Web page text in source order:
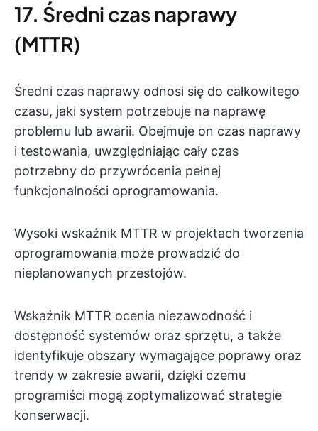
17. Średni czas naprawy
(MTTR)
Średni czas naprawy odnosi się do całkowitego
czasu, jaki system potrzebuje na naprawę
problemu lub awarii. Obejmuje on czas naprawy
i testowania, uwzględniając cały czas
potrzebny do przywrócenia pełnej
funkcjonalności oprogramowania.
Wysoki wskaźnik MTTR w projektach tworzenia
oprogramowania może prowadzić do
nieplanowanych przestojów.
Wskaźnik MTTR ocenia niezawodność i
dostępność systemów oraz sprzętu, a także
identyfikuje obszary wymagające poprawy oraz
trendy w zakresie awarii, dzięki czemu
programiści mogą zoptymalizować strategie
konserwacji.